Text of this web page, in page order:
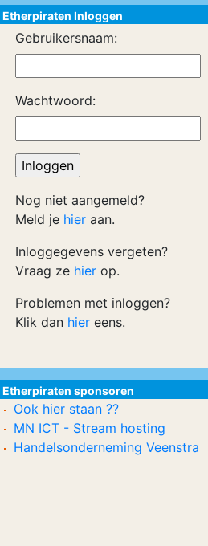
Etherpiraten Inloggen
Gebruikersnaam:
Wachtwoord:
Nog niet aangemeld?
Meld je hier aan.
Inloggegevens vergeten?
Vraag ze hier op.
Problemen met inloggen?
Klik dan hier eens.
Etherpiraten sponsoren
Ook hier staan ??
MN ICT - Stream hosting
Handelsonderneming Veenstra